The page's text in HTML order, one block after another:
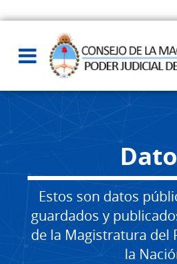
Estos son datos
guardados y
de la Magistratura del
la